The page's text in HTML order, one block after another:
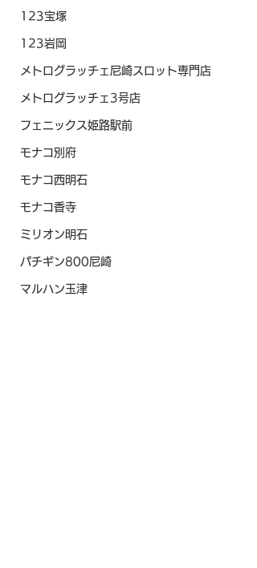
123宝塚
123岩岡
メトログラッチェ尼崎スロット専門店
メトログラッチェ3号店
フェニックス姫路駅前
モナコ別府
モナコ西明石
モナコ香寺
ミリオン明石
パチギン800尼崎
マルハン玉津